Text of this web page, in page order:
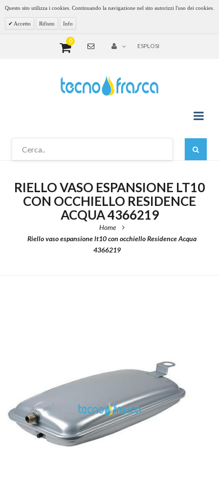
Questo sito utilizza i cookies. Continuando la navigazione nel sito autorizzi l'uso dei cookies.
Accetto Rifiuto Info
0
ESPLOSI
RIELLO VASO ESPANSIONE LT10
CON OCCHIELLO RESIDENCE
ACQUA 4366219
Home
Riello vaso espansione lt10 con occhiello Residence Acqua
4366219